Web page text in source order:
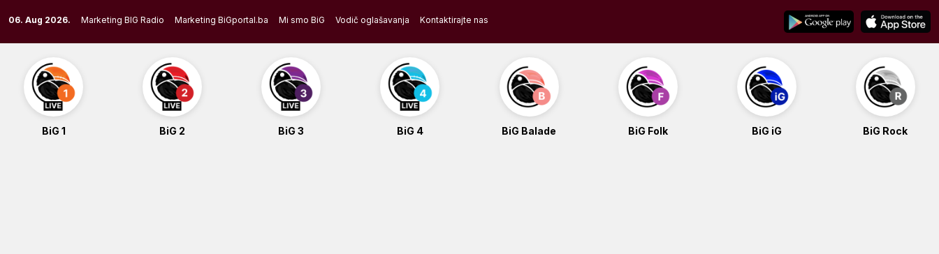
to
content
06. Aug 2026. Marketing BIG Radio Marketing BiGportal.ba Mi smo BiG Vodič oglašavanja Kontaktirajte nas
BiG 1 BiG 2 BiG 3 BiG 4 BiG Balade BiG Folk BiG iG BiG Rock